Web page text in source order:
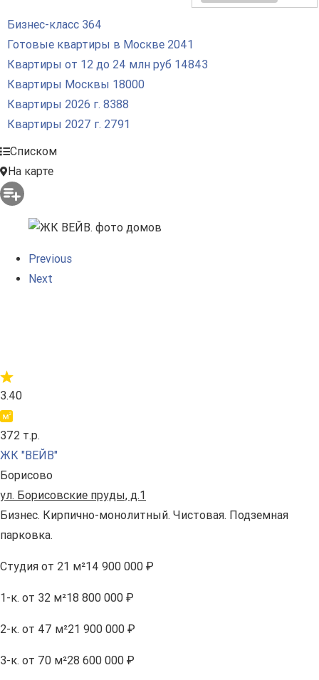
Бизнес-класс 364
Готовые квартиры в Москве 2041
Квартиры от 12 до 24 млн руб 14843
Квартиры Москвы 18000
Квартиры 2026 г. 8388
Квартиры 2027 г. 2791
Списком
На карте
Previous
Next
3.40
372 т.р.
ЖК "ВЕЙВ"
Борисово
ул. Борисовские пруды, д.1
Бизнес. Кирпично-монолитный. Чистовая. Подземная
парковка.
Студия от 21 м²14 900 000 ₽
1-к. от 32 м²18 800 000 ₽
2-к. от 47 м²21 900 000 ₽
3-к. от 70 м²28 600 000 ₽